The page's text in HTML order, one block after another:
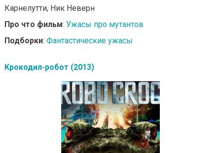
Карнелутти, Ник Неверн
Про что фильм: Ужасы про мутантов
Подборки: Фантастические ужасы
Крокодил-робот (2013)